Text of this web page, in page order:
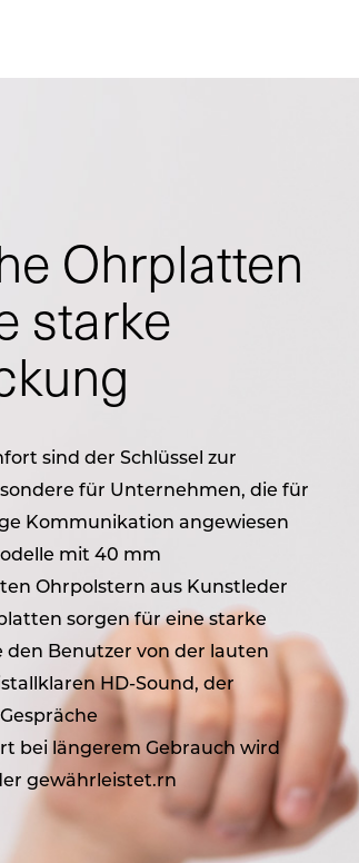
Ohrplatten
starke
sind der Schlüssel zur
für Unternehmen, die für
Kommunikation angewiesen
mit 40 mm
Ohrpolstern aus Kunstleder
sorgen für eine starke
Benutzer von der lauten
HD-Sound, der
bei längerem Gebrauch wird
gewährleistet.rn